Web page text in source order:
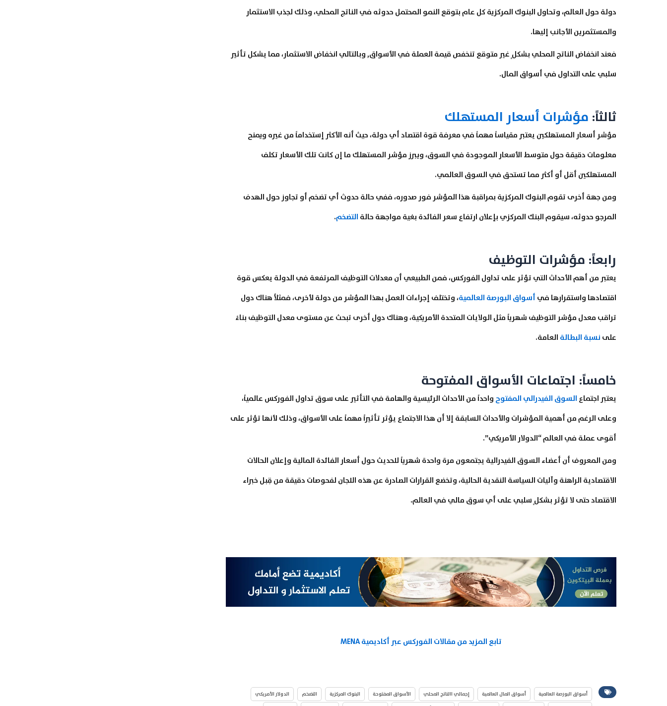
دولة حول العالم، وتحاول البنوك المركزية كل عام بتوقع النمو المحتمل حدوثه في الناتج المحلي، وذلك لجذب الاستثمار
والمستثمرين الأجانب إليها.
فعند انخفاض الناتج المحلي بشكلٍ غير متوقع تنخفص قيمة العملة في الأسواق, وبالتالي انخفاض الاستثمار، مما يشكل تأثير
سلبي على التداول في أسواق المال.
ثالثاً: مؤشرات أسعار المستهلك
مؤشر أسعار المستهلكين يعتبر مقياساً مهماً في معرفة قوة اقتصاد أي دولة، حيث أنه الأكثر إستخداماً من غيره ويمنح
معلومات دقيقة حول متوسط الأسعار الموجودة في السوق، ويبرز مؤشر المستهلك ما إن كانت تلك الأسعار تكلف
المستهلكين أقل أو أكثر مما تستحق في السوق العالمي.
ومن جهة أخرى تقوم البنوك المركزية بمراقبة هذا المؤشر فور صدوره، ففي حالة حدوث أي تضخم أو تجاوز حول الهدف
المرجو حدوثه، سيقوم البنك المركزي بإعلان ارتفاع سعر الفائدة بغية مواجهة حالة التضخم.
رابعاً: مؤشرات التوظيف
يعتبر من أهم الأحداث التي تؤثر على تداول الفوركس، فمن الطبيعي أن معدلات التوظيف المرتفعة في الدولة يعكس قوة
اقتصادها واستقرارها في أسواق البورصة العالمية، وتختلف إجراءات العمل بهذا المؤشر من دولة لأخرى، فمثلاً هناك دول
تراقب معدل مؤشر التوظيف شهرياً مثل الولايات المتحدة الأمريكية، وهناك دول أخرى تبحث عن مستوى معدل التوظيف بناءً
على نسبة البطالة العامة.
خامساً: اجتماعات الأسواق المفتوحة
يعتبر اجتماع السوق الفيدرالي المفتوح واحداً من الأحداث الرئيسية والهامة في التأثير على سوق تداول الفوركس عالمياً،
وعلى الرغم من أهمية المؤشرات والأحداث السابقة إلا أن هذا الاجتماع يؤثر تأثيراً مهماً على الأسواق، وذلك لأنها تؤثر على
أقوى عملة في العالم “الدولار الأمريكي”.
ومن المعروف أن أعضاء السوق الفيدرالية يجتمعون مرة واحدة شهرياً للحديث حول أسعار الفائدة المالية وإعلان الحالات
الاقتصادية الراهنة وآليات السياسة النقدية الحالية، وتخضع القرارات الصادرة عن هذه اللجان لفحوصات دقيقة من قِبل خبراء
الاقتصاد حتى لا تؤثر بشكلٍ سلبي على أي سوق مالي في العالم.
تابع المزيد من مقالات الفوركس عبر أكاديمية MENA
أسواق البورصة العالمية أسواق المال العالمية إجمالي االناتج المحلي الأسواق المفتوحة البنوك المركزية التضخم الدولار الأمريكي